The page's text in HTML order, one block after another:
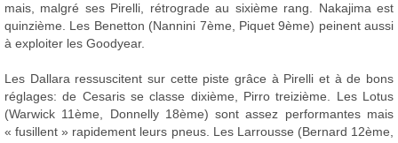
mais, malgré ses Pirelli, rétrograde au sixième rang. Nakajima est
quinzième. Les Benetton (Nannini 7ème, Piquet 9ème) peinent aussi
à exploiter les Goodyear.
Les Dallara ressuscitent sur cette piste grâce à Pirelli et à de bons
réglages: de Cesaris se classe dixième, Pirro treizième. Les Lotus
(Warwick 11ème, Donnelly 18ème) sont assez performantes mais
« fusillent » rapidement leurs pneus. Les Larrousse (Bernard 12ème,